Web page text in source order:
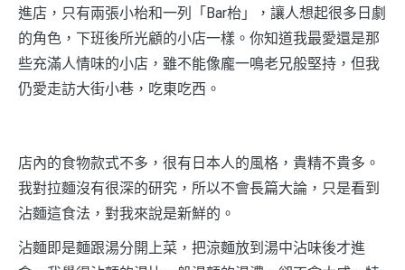
進店，只有兩張小枱和一列「Bar枱」，讓人想起很多日劇
的角色，下班後所光顧的小店一樣。你知道我最愛還是那
些充滿人情味的小店，雖不能像龐一鳴老兄般堅持，但我
仍愛走訪大街小巷，吃東吃西。
店內的食物款式不多，很有日本人的風格，貴精不貴多。
我對拉麵沒有很深的研究，所以不會長篇大論，只是看到
沾麵這食法，對我來說是新鮮的。
沾麵即是麵跟湯分開上菜，把涼麵放到湯中沾味後才進